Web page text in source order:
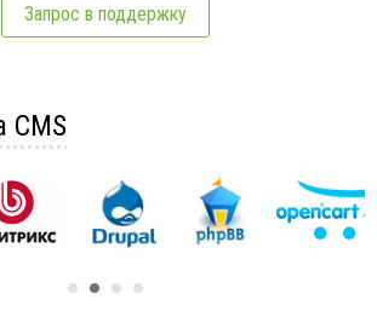
следующий код:
World');
ПО на VPS
cagefs для пользователей
Запрос в поддержку
CMS